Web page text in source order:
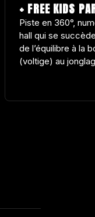
+ FREE KIDS
Piste en 360°,
hall qui se
de l’équilibre à la
(voltige) au